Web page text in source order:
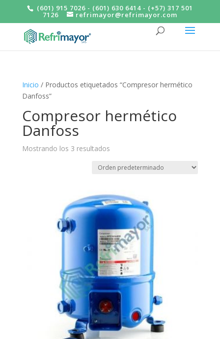
(601) 915 7026 - (601) 630 6414 - (+57) 317 501
7126 refrimayor@refrimayor.com
Inicio / Productos etiquetados “Compresor hermético
Danfoss”
Compresor hermético
Danfoss
Mostrando los 3 resultados